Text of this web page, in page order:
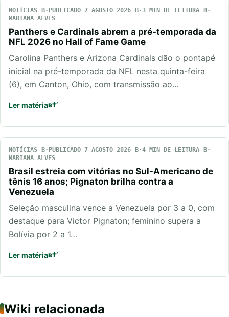
NOTÍCIAS PUBLICADO 7 AGOSTO 2026
3 MIN DE LEITURA
MARIANA ALVES
Panthers e Cardinals abrem a pré-temporada da
NFL 2026 no Hall of Fame Game
Carolina Panthers e Arizona Cardinals dão o pontapé
inicial na pré-temporada da NFL nesta quinta-feira
(6), em Canton, Ohio, com transmissão ao…
Ler matéria
NOTÍCIAS PUBLICADO 7 AGOSTO 2026
4 MIN DE LEITURA
MARIANA ALVES
Brasil estreia com vitórias no Sul-Americano de
tênis 16 anos; Pignaton brilha contra a
Venezuela
Seleção masculina vence a Venezuela por 3 a 0, com
destaque para Victor Pignaton; feminino supera a
Bolívia por 2 a 1…
Ler matéria
Wiki relacionada